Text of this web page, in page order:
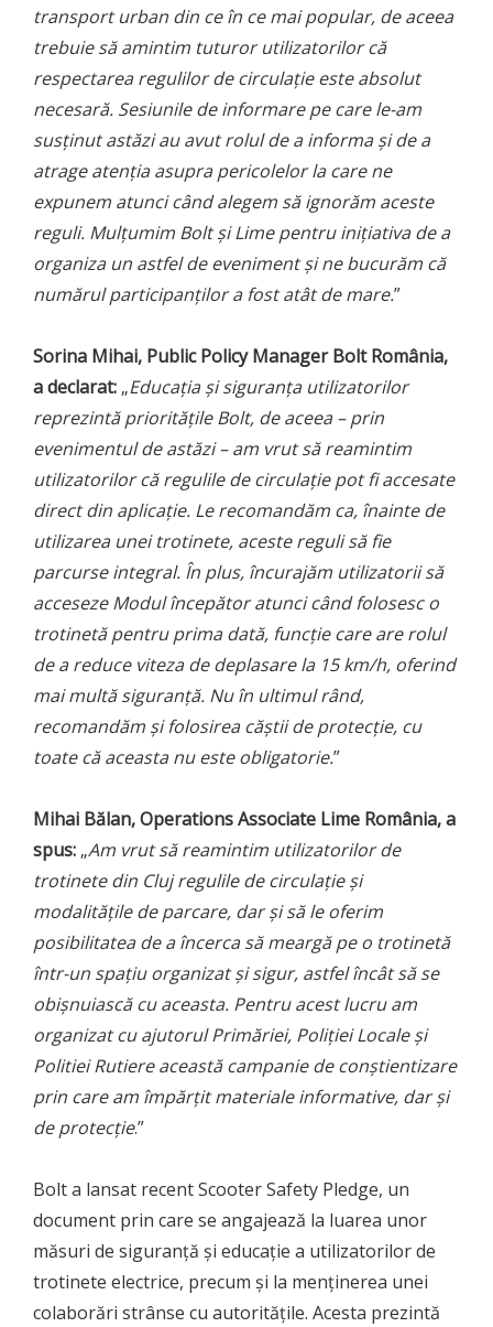
transport urban din ce în ce mai popular, de aceea
trebuie să amintim tuturor utilizatorilor că
respectarea regulilor de circulație este absolut
necesară. Sesiunile de informare pe care le-am
susținut astăzi au avut rolul de a informa și de a
atrage atenția asupra pericolelor la care ne
expunem atunci când alegem să ignorăm aceste
reguli. Mulțumim Bolt și Lime pentru inițiativa de a
organiza un astfel de eveniment și ne bucurăm că
numărul participanților a fost atât de mare.”
Sorina Mihai, Public Policy Manager Bolt România,
a declarat: „Educația și siguranța utilizatorilor
reprezintă prioritățile Bolt, de aceea – prin
evenimentul de astăzi – am vrut să reamintim
utilizatorilor că regulile de circulație pot fi accesate
direct din aplicație. Le recomandăm ca, înainte de
utilizarea unei trotinete, aceste reguli să fie
parcurse integral. În plus, încurajăm utilizatorii să
acceseze Modul începător atunci când folosesc o
trotinetă pentru prima dată, funcție care are rolul
de a reduce viteza de deplasare la 15 km/h, oferind
mai multă siguranță. Nu în ultimul rând,
recomandăm și folosirea căștii de protecție, cu
toate că aceasta nu este obligatorie.”
Mihai Bălan, Operations Associate Lime România, a
spus: „Am vrut să reamintim utilizatorilor de
trotinete din Cluj regulile de circulație și
modalitățile de parcare, dar și să le oferim
posibilitatea de a încerca să meargă pe o trotinetă
într-un spațiu organizat și sigur, astfel încât să se
obișnuiască cu aceasta. Pentru acest lucru am
organizat cu ajutorul Primăriei, Poliției Locale și
Politiei Rutiere această campanie de conștientizare
prin care am împărțit materiale informative, dar și
de protecție.”
Bolt a lansat recent Scooter Safety Pledge, un
document prin care se angajează la luarea unor
măsuri de siguranță și educație a utilizatorilor de
trotinete electrice, precum și la menținerea unei
colaborări strânse cu autoritățile. Acesta prezintă